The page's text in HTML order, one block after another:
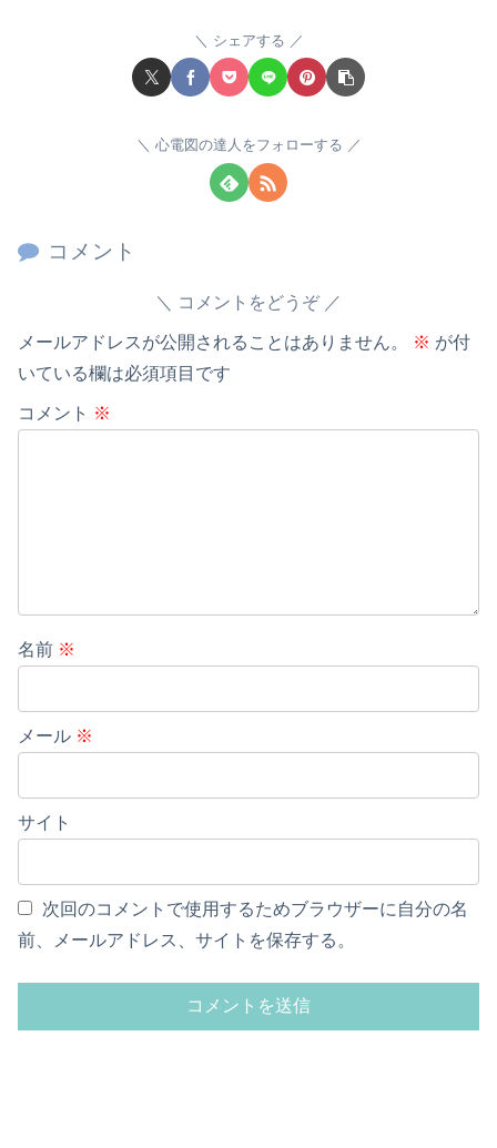
シェアする
心電図の達人をフォローする
コメント
コメントをどうぞ
メールアドレスが公開されることはありません。 ※ が付
いている欄は必須項目です
コメント ※
名前 ※
メール ※
サイト
次回のコメントで使用するためブラウザーに自分の名
前、メールアドレス、サイトを保存する。